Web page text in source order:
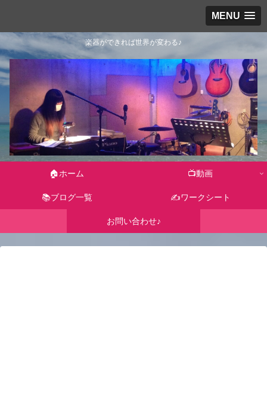
MENU
楽器ができれば世界が変わる♪
🏠ホーム 📺動画
📚ブログ一覧 ✍ワークシート
お問い合わせ♪